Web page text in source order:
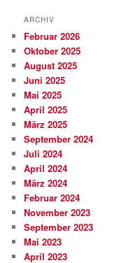
ARCHIV
Februar 2026
Oktober 2025
August 2025
Juni 2025
Mai 2025
April 2025
März 2025
September 2024
Juli 2024
April 2024
März 2024
Februar 2024
November 2023
September 2023
Mai 2023
April 2023